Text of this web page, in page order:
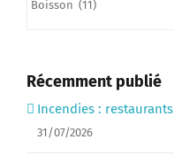
Récemment publié
Incendies :
31/07/2026